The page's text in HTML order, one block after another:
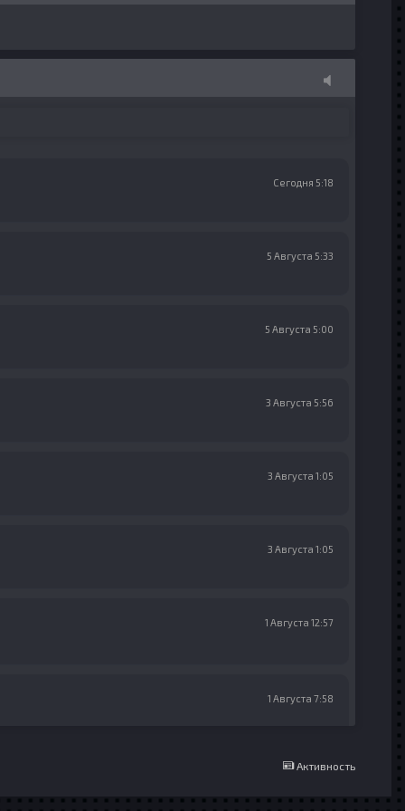
Сегодня 5:18
5 Августа 5:33
5 Августа 5:00
3 Августа 5:56
3 Августа 1:05
3 Августа 1:05
1 Августа 12:57
1 Августа 7:58
1 Августа 7:57
Активность